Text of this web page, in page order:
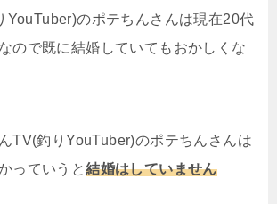
YouTuber)のポテちんさんは現在20代
ので既に結婚していてもおかしくな
TV(釣りYouTuber)のポテちんさんは
っていうと結婚はしていません